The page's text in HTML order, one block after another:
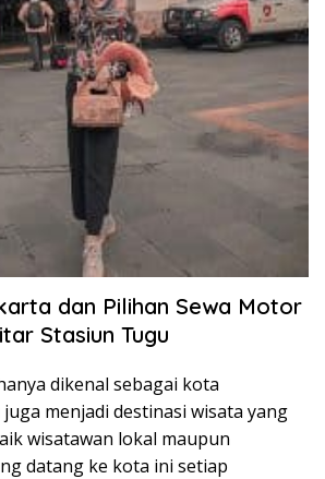
dan Pilihan Sewa Motor
Stasiun Tugu
dikenal sebagai kota
menjadi destinasi wisata yang
wisatawan lokal maupun
datang ke kota ini setiap